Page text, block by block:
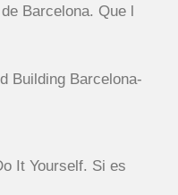
Barcelona. Que l
Building Barcelona-
It Yourself. Si es